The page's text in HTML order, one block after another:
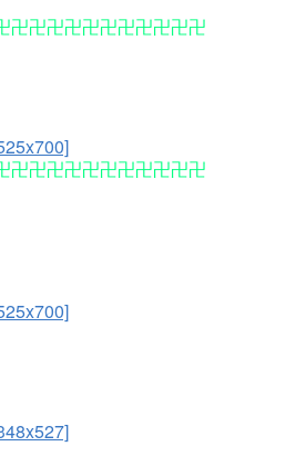
卍卍卍卍卍卍卍卍卍卍卍
卍卍卍卍卍卍卍卍卍卍卍